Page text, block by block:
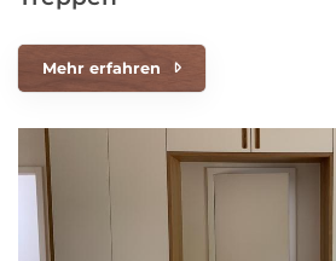
Mehr erfahren